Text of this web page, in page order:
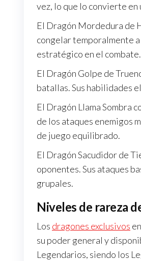
vez, lo que lo convierte
El Dragón Mordedura de
congelar temporalmente
estratégico en el combate.
El Dragón Golpe de
batallas. Sus habilidades
El Dragón Llama Sombra
de los ataques enemigos
de juego equilibrado.
El Dragón Sacudidor de
oponentes. Sus ataques
grupales.
Niveles de rareza
Los dragones exclusivos
su poder general y
Legendarios, siendo los